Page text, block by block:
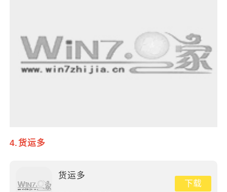
4.货运多
货运多
下载